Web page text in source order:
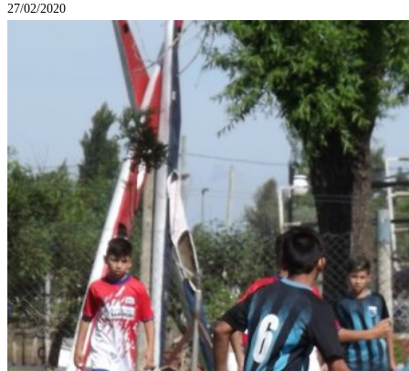
27/02/2020